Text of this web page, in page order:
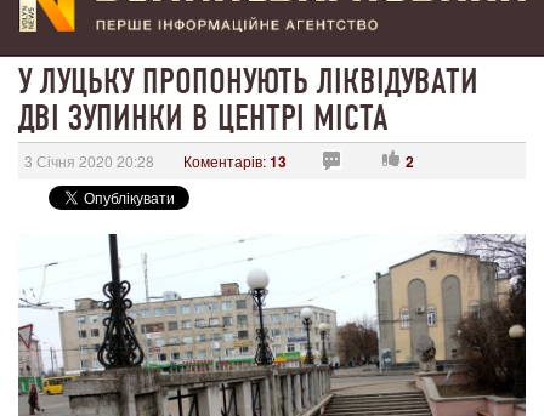
У ЛУЦЬКУ ПРОПОНУЮТЬ ЛІКВІДУВАТИ
ДВІ ЗУПИНКИ В ЦЕНТРІ МІСТА
3 Січня 2020 20:28 Коментарів:13 2